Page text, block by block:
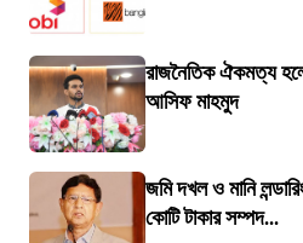
রাজনৈতিক ঐকমত্য
আসিফ মাহমুদ
জমি দখল ও মানি
কোটি টাকার সম্পদ...